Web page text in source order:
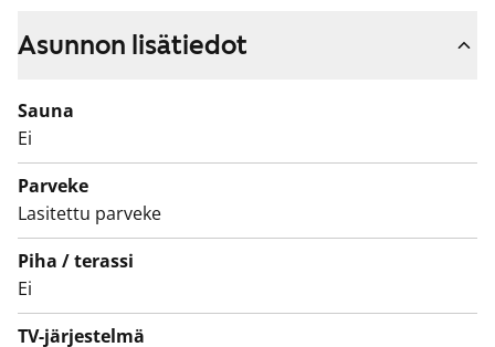
kuuluvat astianpesukone, induktioliesi ja
sälekaihtimet.
Kylpyhuone ovat laatoitettu valkoisilla ja harmailla
laatoilla. Kylpyhuoneen lattiassa asunnon sähköön
liitetty mukavuuslämmitys.
Asuntojen parvekkeet ovat toistaiseksi käyttökiellossa
ja parvekkeille on suunnitteilla korjauksia. Käyttökiellon
ajalta maksetaan vuokrahyvitystä.
Asunnon lisätiedot
Sauna
Ei
Parveke
Lasitettu parveke
Piha / terassi
Ei
TV-järjestelmä